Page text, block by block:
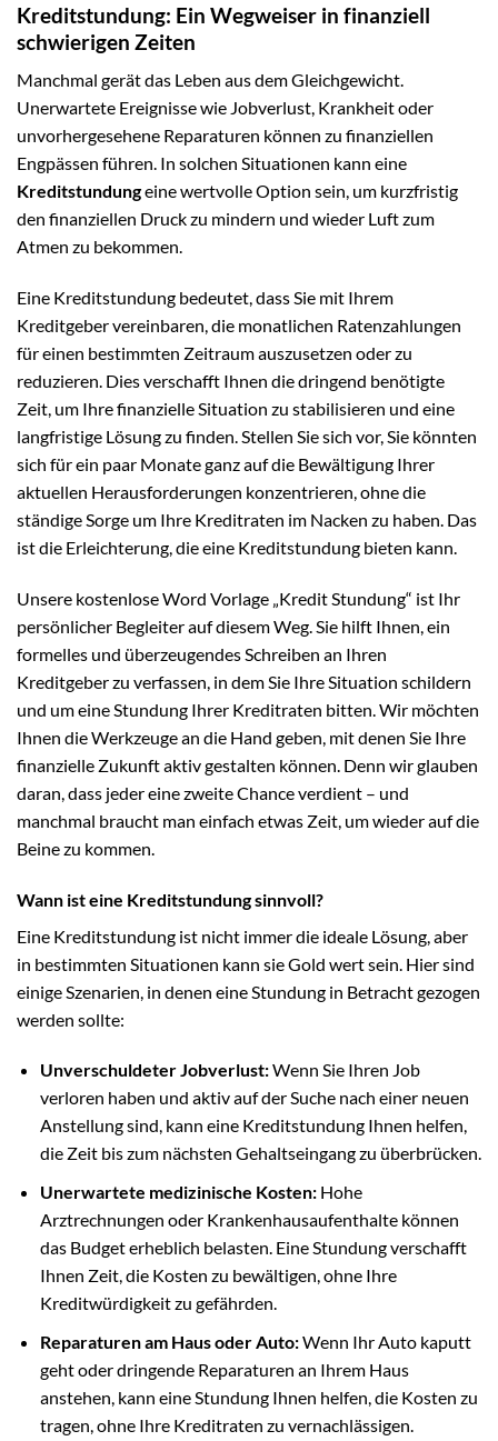
Kreditstundung: Ein Wegweiser in finanziell
schwierigen Zeiten
Manchmal gerät das Leben aus dem Gleichgewicht.
Unerwartete Ereignisse wie Jobverlust, Krankheit oder
unvorhergesehene Reparaturen können zu finanziellen
Engpässen führen. In solchen Situationen kann eine
Kreditstundungeine wertvolle Option sein, um kurzfristig
den finanziellen Druck zu mindern und wieder Luft zum
Atmen zu bekommen.
Eine Kreditstundung bedeutet, dass Sie mit Ihrem
Kreditgeber vereinbaren, die monatlichen Ratenzahlungen
für einen bestimmten Zeitraum auszusetzen oder zu
reduzieren. Dies verschafft Ihnen die dringend benötigte
Zeit, um Ihre finanzielle Situation zu stabilisieren und eine
langfristige Lösung zu finden. Stellen Sie sich vor, Sie könnten
sich für ein paar Monate ganz auf die Bewältigung Ihrer
aktuellen Herausforderungen konzentrieren, ohne die
ständige Sorge um Ihre Kreditraten im Nacken zu haben. Das
ist die Erleichterung, die eine Kreditstundung bieten kann.
Unsere kostenlose Word Vorlage „Kredit Stundung“ ist Ihr
persönlicher Begleiter auf diesem Weg. Sie hilft Ihnen, ein
formelles und überzeugendes Schreiben an Ihren
Kreditgeber zu verfassen, in dem Sie Ihre Situation schildern
und um eine Stundung Ihrer Kreditraten bitten. Wir möchten
Ihnen die Werkzeuge an die Hand geben, mit denen Sie Ihre
finanzielle Zukunft aktiv gestalten können. Denn wir glauben
daran, dass jeder eine zweite Chance verdient – und
manchmal braucht man einfach etwas Zeit, um wieder auf die
Beine zu kommen.
Wann ist eine Kreditstundung sinnvoll?
Eine Kreditstundung ist nicht immer die ideale Lösung, aber
in bestimmten Situationen kann sie Gold wert sein. Hier sind
einige Szenarien, in denen eine Stundung in Betracht gezogen
werden sollte:
Unverschuldeter Jobverlust:Wenn Sie Ihren Job
verloren haben und aktiv auf der Suche nach einer neuen
Anstellung sind, kann eine Kreditstundung Ihnen helfen,
die Zeit bis zum nächsten Gehaltseingang zu überbrücken.
Unerwartete medizinische Kosten:Hohe
Arztrechnungen oder Krankenhausaufenthalte können
das Budget erheblich belasten. Eine Stundung verschafft
Ihnen Zeit, die Kosten zu bewältigen, ohne Ihre
Kreditwürdigkeit zu gefährden.
Reparaturen am Haus oder Auto:Wenn Ihr Auto kaputt
geht oder dringende Reparaturen an Ihrem Haus
anstehen, kann eine Stundung Ihnen helfen, die Kosten zu
tragen, ohne Ihre Kreditraten zu vernachlässigen.